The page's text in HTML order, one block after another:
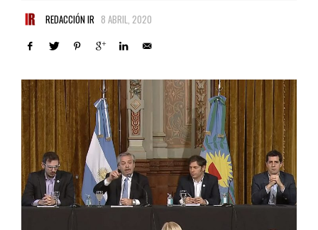
REDACCIÓN IR 8 ABRIL, 2020